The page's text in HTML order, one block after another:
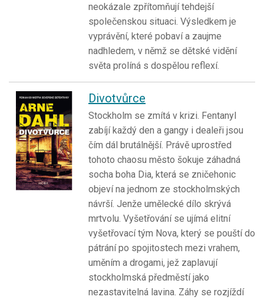
neokázale zpřítomňují tehdejší
společenskou situaci. Výsledkem je
vyprávění, které pobaví a zaujme
nadhledem, v němž se dětské vidění
světa prolíná s dospělou reflexí.
Divotvůrce
Stockholm se zmítá v krizi. Fentanyl
zabíjí každý den a gangy i dealeři jsou
čím dál brutálnější. Právě uprostřed
tohoto chaosu město šokuje záhadná
socha boha Dia, která se zničehonic
objeví na jednom ze stockholmských
návrší. Jenže umělecké dílo skrývá
mrtvolu. Vyšetřování se ujímá elitní
vyšetřovací tým Nova, který se pouští do
pátrání po spojitostech mezi vrahem,
uměním a drogami, jež zaplavují
stockholmská předměstí jako
nezastavitelná lavina. Záhy se rozjíždí